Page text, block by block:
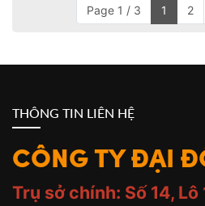
Page 1 / 3 1 2
THÔNG TIN LIÊN HỆ
CÔNG TY ĐẠI
Trụ sở chính: Số 14, Lô